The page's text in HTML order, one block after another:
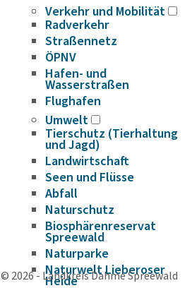
Verkehr und Mobilität
Radverkehr
Straßennetz
ÖPNV
Hafen- und
Wasserstraßen
Flughafen
Umwelt
Tierschutz (Tierhaltung
und Jagd)
Landwirtschaft
Seen und Flüsse
Abfall
Naturschutz
Biosphärenreservat
Spreewald
Naturparke
Naturwelt Lieberoser
Heide
© 2026 - Landkreis Dahme Spreewald